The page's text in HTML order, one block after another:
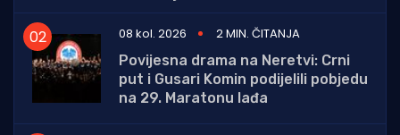
08 kol. 2026
2 MIN. ČITANJA
Povijesna drama na Neretvi: Crni
put i Gusari Komin podijelili pobjedu
na 29. Maratonu lađa